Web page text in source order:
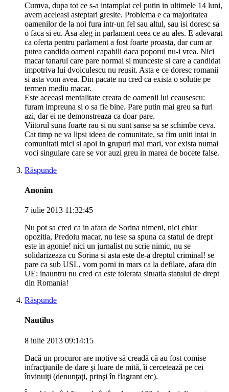
Cumva, dupa tot ce s-a intamplat cel putin in ultimele 14 luni,
avem aceleasi asteptari gresite. Problema e ca majoritatea
oamenilor de la noi fura intr-un fel sau altul, sau isi doresc sa
o faca si eu. Asa aleg in parlament ceea ce au ales. E adevarat
ca oferta pentru parlament a fost foarte proasta, dar cum ar
putea candida oameni capabili daca poporul nu-i vrea. Nici
macar tanarul care pare normal si munceste si care a candidat
impotriva lui dvoiculescu nu reusit. Asta e ce doresc romanii
si asta vom avea. Din pacate nu cred ca exista o solutie pe
termen mediu macar.
Este aceeasi mentalitate creata de oamenii lui ceausescu:
furam impreuna si o sa fie bine. Pare putin mai greu sa furi
azi, dar ei ne demonstreaza ca doar pare.
Viitorul suna foarte rau si nu sunt sanse sa se schimbe ceva.
Cat timp ne va lipsi ideea de comunitate, sa fim uniti intai in
comunitati mici si apoi in grupuri mai mari, vor exista numai
voci singulare care se vor auzi greu in marea de bocete false.
Răspunde
Anonim
7 iulie 2013 11:32:45
Nu pot sa cred ca in afara de Sorina nimeni, nici chiar
opozitia, Predoiu macar, nu iese sa spuna ca statul de drept
este in agonie! nici un jurnalist nu scrie nimic, nu se
solidarizeaza cu Sorina si asta este de-a dreptul criminal! se
pare ca sub USL, vom porni in mars ca la defilare, afara din
UE; inauntru nu cred ca este tolerata situatia statului de drept
din Romania!
Răspunde
Nautilus
8 iulie 2013 09:14:15
Dacă un procuror are motive să creadă că au fost comise
infracţiunile de dare şi luare de mită, îi cercetează pe cei
învinuiţi (denunţaţi, prinşi în flagrant etc).